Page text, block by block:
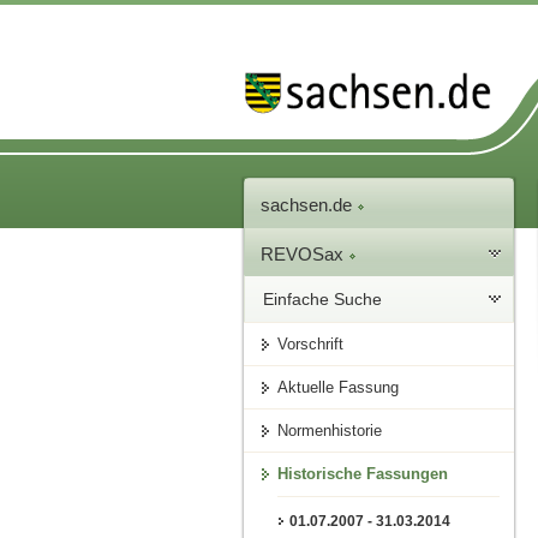
sachsen.de
REVOSax
Einfache Suche
Vorschrift
Aktuelle Fassung
Normenhistorie
Historische Fassungen
01.07.2007 - 31.03.2014